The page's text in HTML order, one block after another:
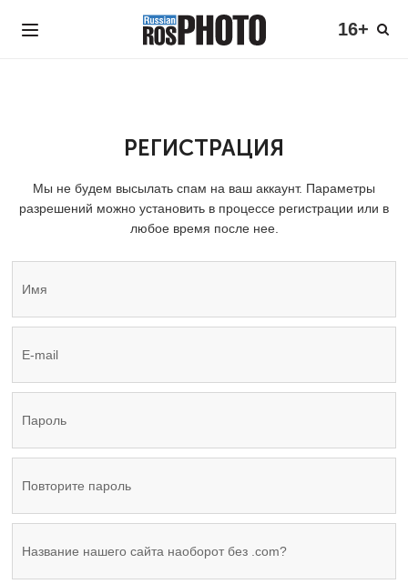
16+
РЕГИСТРАЦИЯ
Мы не будем высылать спам на ваш аккаунт. Параметры
разрешений можно установить в процессе регистрации или в
любое время после нее.